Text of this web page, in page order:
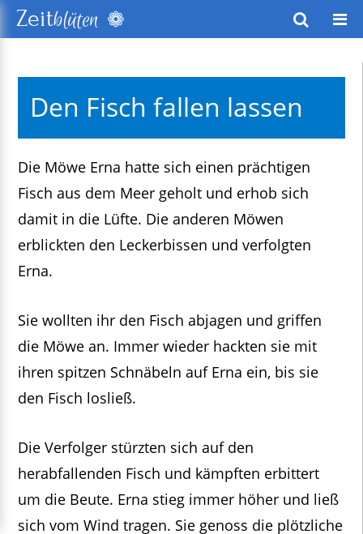
Zeitblüten ❁
Den Fisch fallen lassen
Die Möwe Erna hatte sich einen prächtigen
Fisch aus dem Meer geholt und erhob sich
damit in die Lüfte. Die anderen Möwen
erblickten den Leckerbissen und verfolgten
Erna.
Sie wollten ihr den Fisch abjagen und griffen
die Möwe an. Immer wieder hackten sie mit
ihren spitzen Schnäbeln auf Erna ein, bis sie
den Fisch losließ.
Die Verfolger stürzten sich auf den
herabfallenden Fisch und kämpften erbittert
um die Beute. Erna stieg immer höher und ließ
sich vom Wind tragen. Sie genoss die plötzliche